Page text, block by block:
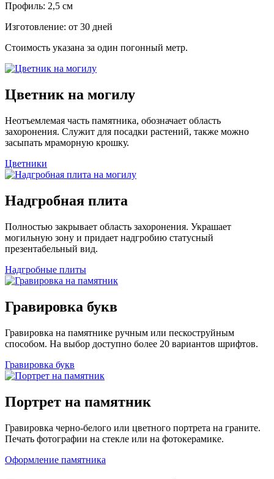
Профиль: 2,5 см
Изготовление: от 30 дней
Стоимость указана за один погонный метр.
Цветник на могилу
Неотъемлемая часть памятника, обозначает область
захоронения. Служит для посадки растений, также можно
засыпать мраморную крошку.
Цветники
Надгробная плита
Полностью закрывает область захоронения. Украшает
могильную зону и придает надгробию статусный
презентабельный вид.
Надгробные плиты
Гравировка букв
Гравировка на памятнике ручным или пескоструйным
способом. На выбор доступно более 20 вариантов шрифтов.
Гравировка букв
Портрет на памятник
Гравировка черно-белого или цветного портрета на граните.
Печать фотографии на стекле или на фотокерамике.
Оформление памятника